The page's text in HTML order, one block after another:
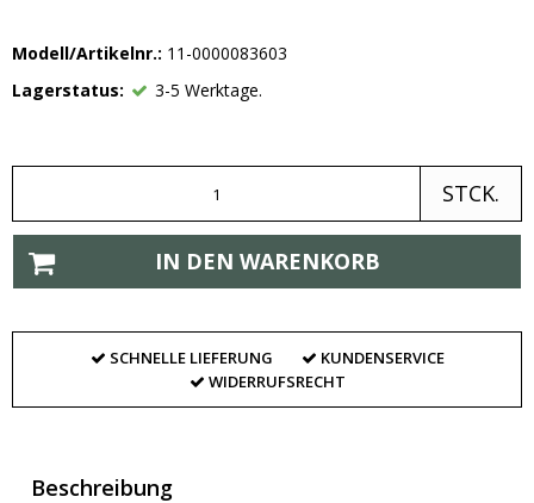
Modell/Artikelnr.: 11-0000083603
Lagerstatus:
3-5 Werktage.
STCK.
IN DEN WARENKORB
SCHNELLE LIEFERUNG
KUNDENSERVICE
WIDERRUFSRECHT
Beschreibung